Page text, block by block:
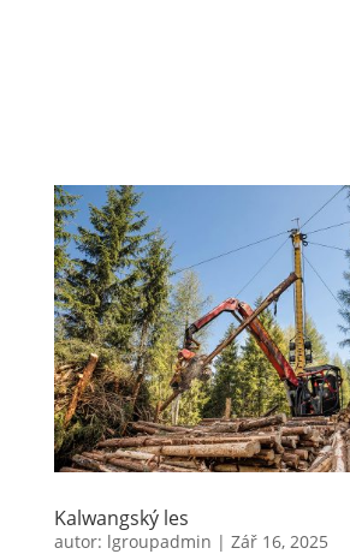
Kalwangský les
autor: lgroupadmin | Zář 16, 2025